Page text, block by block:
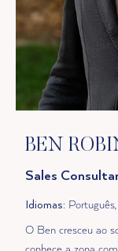
BEN
Sales
Idiomas:
O Ben cresceu ao